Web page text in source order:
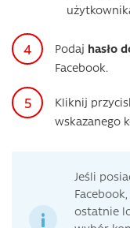
Podaj hasło
Facebook.
Kliknij
wskazanego
Jeśli
ostatnie